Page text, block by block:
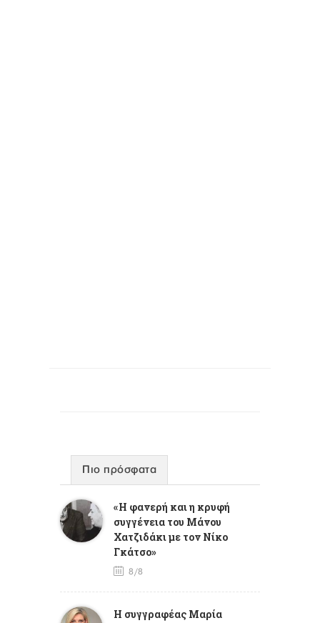
Πιο πρόσφατα
«Η φανερή και η κρυφή
συγγένεια του Μάνου
Χατζιδάκι με τον Νίκο
Γκάτσο»
8/8
Η συγγραφέας Μαρία